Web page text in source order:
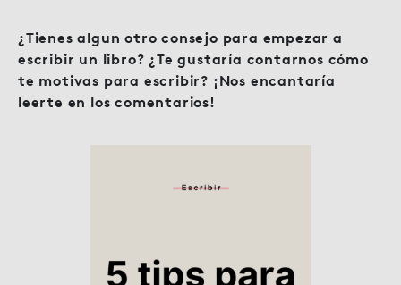
¿Tienes algun otro consejo para empezar a
escribir un libro? ¿Te gustaría contarnos cómo
te motivas para escribir? ¡Nos encantaría
leerte en los comentarios!